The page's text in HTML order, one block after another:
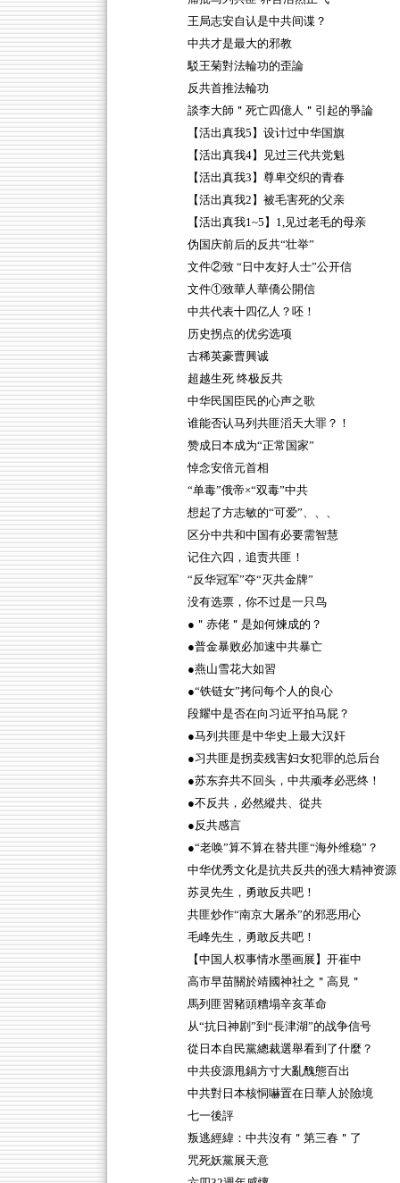
王局志安自认是中共间谍？
中共才是最大的邪教
駁王菊對法輪功的歪論
反共首推法輪功
談李大師＂死亡四億人＂引起的爭論
【活出真我5】设计过中华国旗
【活出真我4】见过三代共党魁
【活出真我3】尊卑交织的青春
【活出真我2】被毛害死的父亲
【活出真我1~5】1,见过老毛的母亲
伪国庆前后的反共“壮举”
文件②致 “日中友好人士”公开信
文件①致華人華僑公開信
中共代表十四亿人？呸！
历史拐点的优劣选项
古稀英豪曹興诚
超越生死 终极反共
中华民国臣民的心声之歌
谁能否认马列共匪滔天大罪？！
赞成日本成为“正常国家”
悼念安倍元首相
“单毒”俄帝×“双毒”中共
想起了方志敏的“可爱”、、、
区分中共和中国有必要需智慧
记住六四，追责共匪！
“反华冠军”夺“灭共金牌”
没有选票，你不过是一只鸟
●＂赤佬＂是如何煉成的？
●普金暴败必加速中共暴亡
●燕山雪花大如習
●“铁链女”拷问每个人的良心
段耀中是否在向习近平拍马屁？
●马列共匪是中华史上最大汉奸
●习共匪是拐卖残害妇女犯罪的总后台
●苏东弃共不回头，中共顽孝必恶终！
●不反共，必然縱共、從共
●反共感言
●“老唤”算不算在替共匪“海外维稳”？
中华优秀文化是抗共反共的强大精神资源
苏灵先生，勇敢反共吧！
共匪炒作“南京大屠杀”的邪恶用心
毛峰先生，勇敢反共吧！
【中国人权事情水墨画展】开崔中
高市早苗關於靖國神社之＂高見＂
馬列匪習豬頭糟塌辛亥革命
从“抗日神剧”到“長津湖”的战争信号
從日本自民黨總裁選舉看到了什麼？
中共疫源甩鍋方寸大亂醜態百出
中共對日本核恫嚇置在日華人於險境
七一後評
叛逃經緯：中共沒有＂第三春＂了
咒死妖黨展天意